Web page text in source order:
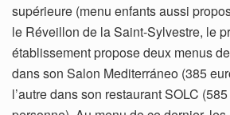
supérieure (menu enfants aussi
le Réveillon de la Saint-Sylvestre, le
établissement propose deux menus
dans son Salon Mediterráneo (385
l’autre dans son restaurant SOLC